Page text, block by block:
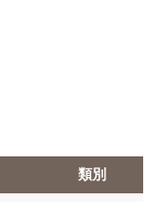
類別